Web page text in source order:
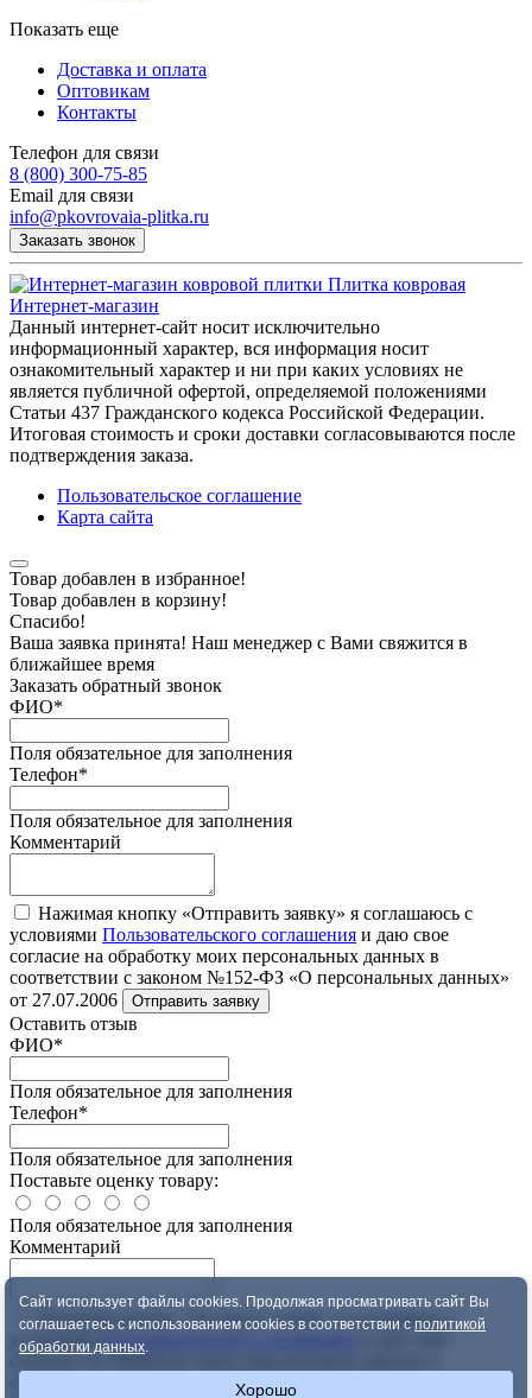
Показать еще
Доставка и оплата
Оптовикам
Контакты
Телефон для связи
8 (800) 300-75-85
Email для связи
info@pkovrovaia-plitka.ru
Заказать звонок
Плитка ковровая
Интернет-магазин
Данный интернет-сайт носит исключительно
информационный характер, вся информация носит
ознакомительный характер и ни при каких условиях не
является публичной офертой, определяемой положениями
Статьи 437 Гражданского кодекса Российской Федерации.
Итоговая стоимость и сроки доставки согласовываются после
подтверждения заказа.
Пользовательское соглашение
Карта сайта
Товар добавлен в избранное!
Товар добавлен в корзину!
Спасибо!
Ваша заявка принята! Наш менеджер с Вами свяжится в
ближайшее время
Заказать обратный звонок
ФИО*
Поля обязательное для заполнения
Телефон*
Поля обязательное для заполнения
Комментарий
Нажимая кнопку «Отправить заявку» я соглашаюсь с
условиями Пользовательского соглашения и даю свое
согласие на обработку моих персональных данных в
соответствии с законом №152-ФЗ «О персональных данных»
от 27.07.2006
Отправить заявку
Оставить отзыв
ФИО*
Поля обязательное для заполнения
Телефон*
Поля обязательное для заполнения
Поставьте оценку товару:
Поля обязательное для заполнения
Комментарий
Нажимая кнопку «Оставить отзыв» я соглашаюсь с
условиямиПользовательского соглашения
согласие на обработку моих персональных данных в
соответствии с законом №152-ФЗ «О персональных данных»
Сайт использует файлы cookies. Продолжая просматривать сайт Вы
соглашаетесь с использованием cookies в соответствии с политикой
обработки данных.
Хорошо